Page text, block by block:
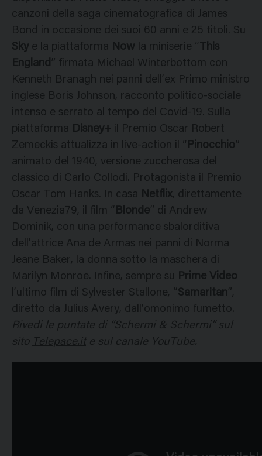
canzoni della saga cinematografica di James
Bond in occasione dei suoi 60 anni e 25 titoli. Su
Sky e la piattaforma Now la miniserie “ This
England” firmata Michael Winterbottom con
Kenneth Branagh nei panni dell’ex Primo ministro
inglese Boris Johnson, racconto politico-sociale
intenso e serrato al tempo del Covid-19. Sulla
piattaforma Disney+ il Premio Oscar Robert
Zemeckis attualizza in live-action il “ Pinocchio”
animato del 1940, versione zuccherosa del
classico di Carlo Collodi. Protagonista il Premio
Oscar Tom Hanks. In casa Netflix, direttamente
da Venezia79, il film “ Blonde” di Andrew
Dominik, con una performance sbalorditiva
dell’attrice Ana de Armas nei panni di Norma
Jeane Baker, la donna sotto la maschera di
Marilyn Monroe. Infine, sempre su Prime Video
l’ultimo film di Sylvester Stallone, “Samaritan”,
diretto da Julius Avery, dall’omonimo fumetto.
Rivedi le puntate di “Schermi & Schermi” sul
sito Telepace.it e sul canale YouTube.